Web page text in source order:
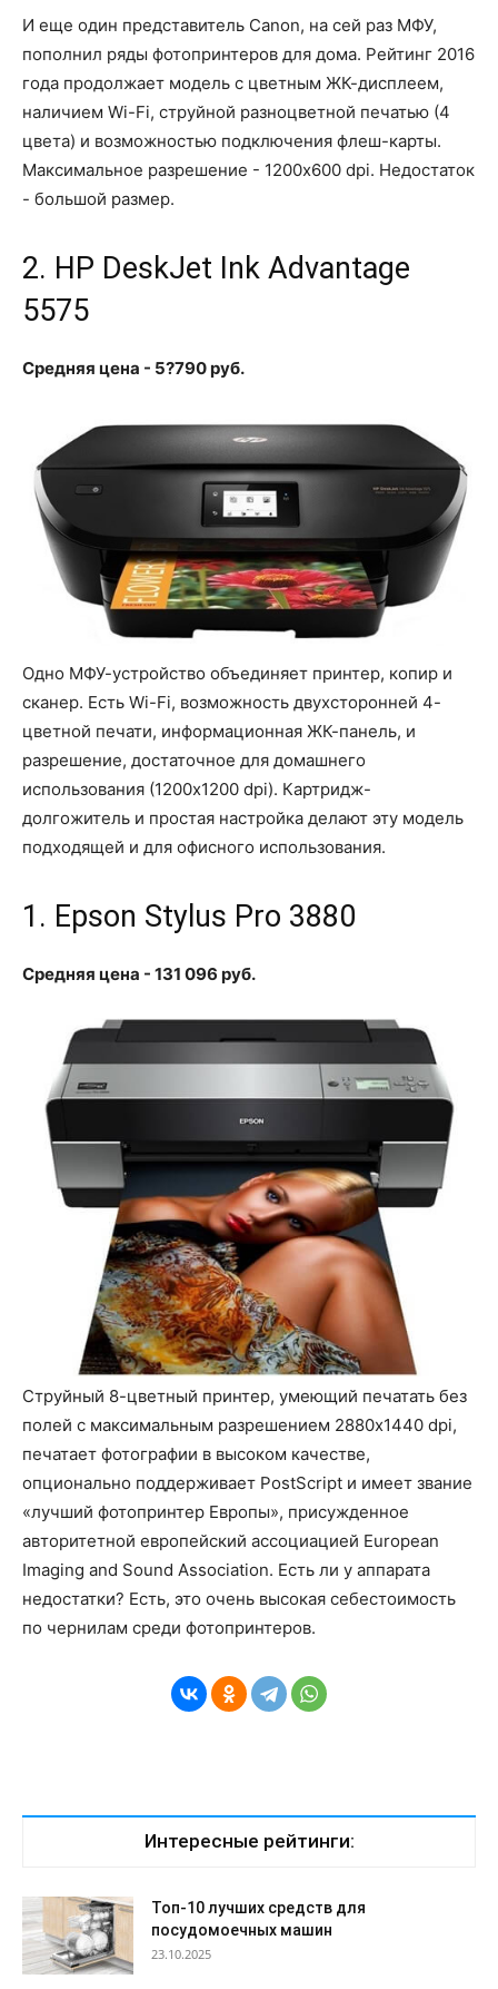
И еще один представитель Canon, на сей раз МФУ,
пополнил ряды фотопринтеров для дома. Рейтинг 2016
года продолжает модель с цветным ЖК-дисплеем,
наличием Wi-Fi, струйной разноцветной печатью (4
цвета) и возможностью подключения флеш-карты.
Максимальное разрешение - 1200x600 dpi. Недостаток
- большой размер.
2. HP DeskJet Ink Advantage
5575
Средняя цена - 5?790 руб.
Одно МФУ-устройство объединяет принтер, копир и
сканер. Есть Wi-Fi, возможность двухсторонней 4-
цветной печати, информационная ЖК-панель, и
разрешение, достаточное для домашнего
использования (1200x1200 dpi). Картридж-
долгожитель и простая настройка делают эту модель
подходящей и для офисного использования.
1. Epson Stylus Pro 3880
Средняя цена - 131 096 руб.
Струйный 8-цветный принтер, умеющий печатать без
полей с максимальным разрешением 2880x1440 dpi,
печатает фотографии в высоком качестве,
опционально поддерживает PostScript и имеет звание
«лучший фотопринтер Европы», присужденное
авторитетной европейский ассоциацией European
Imaging and Sound Association. Есть ли у аппарата
недостатки? Есть, это очень высокая себестоимость
по чернилам среди фотопринтеров.
Интересные рейтинги:
Топ-10 лучших средств для
посудомоечных машин
23.10.2025